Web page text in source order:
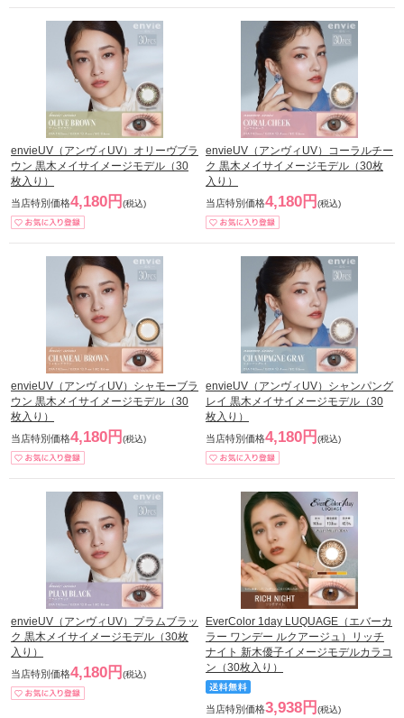
envieUV（アンヴィUV）オリーヴブラ
ウン 黒木メイサイメージモデル（30
枚入り）
当店特別価格4,180円 (税込)
envieUV（アンヴィUV）コーラルチー
ク 黒木メイサイメージモデル（30枚
入り）
当店特別価格4,180円 (税込)
envieUV（アンヴィUV）シャモーブラ
ウン 黒木メイサイメージモデル（30
枚入り）
当店特別価格4,180円 (税込)
envieUV（アンヴィUV）シャンパング
レイ 黒木メイサイメージモデル（30
枚入り）
当店特別価格4,180円 (税込)
envieUV（アンヴィUV）プラムブラッ
ク 黒木メイサイメージモデル（30枚
入り）
当店特別価格4,180円 (税込)
EverColor 1day LUQUAGE（エバーカ
ラー ワンデー ルクアージュ）リッチ
ナイト 新木優子イメージモデルカラコ
ン（30枚入り）
当店特別価格3,938円 (税込)